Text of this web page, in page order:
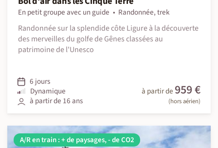
En petit groupe avec un guide
Randonnée, trek
Randonnée sur la splendide côte Ligure à la découverte
des merveilles du golfe de Gênes classées au
patrimoine de l'Unesco
6 jours
Dynamique
à partir de 16 ans
à partir de 959 €
(hors aérien)
A/R en train : + de paysages, - de CO2